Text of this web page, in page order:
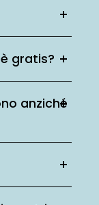
gratis?
anziché